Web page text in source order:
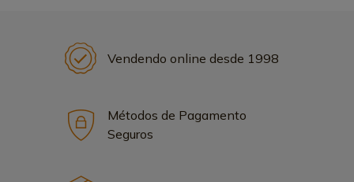
Vendendo online desde 1998
Métodos de Pagamento
Seguros